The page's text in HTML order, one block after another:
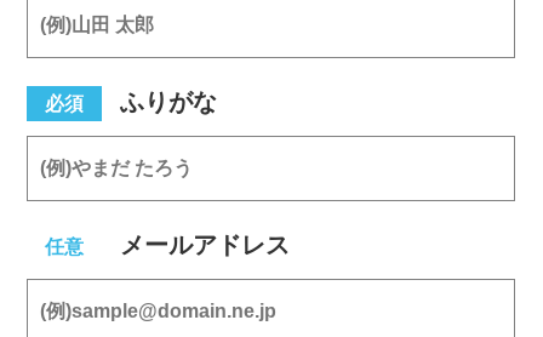
必須 ふりがな
任意 メールアドレス